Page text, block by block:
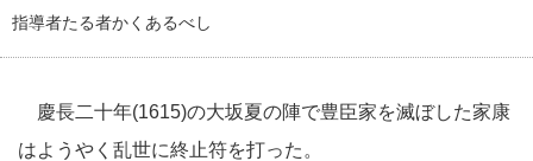
指導者たる者かくあるべし
慶長二十年(1615)の大坂夏の陣で豊臣家を滅ぼした家康
はようやく乱世に終止符を打った。